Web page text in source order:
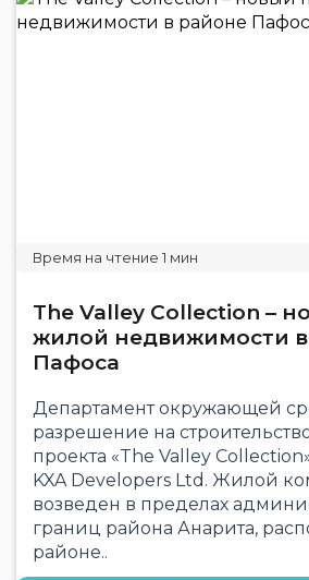
The Valley Collection –
жилой недвижимости
Пафоса
Департамент окружающей
разрешение на
проекта «The Valley
KXA Developers Ltd. Жилой
возведен в пределах
границ района Анарита,
районе..